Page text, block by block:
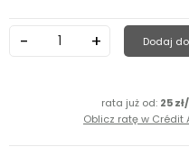
Dodaj
rata już od: 25
Oblicz ratę w Crédit